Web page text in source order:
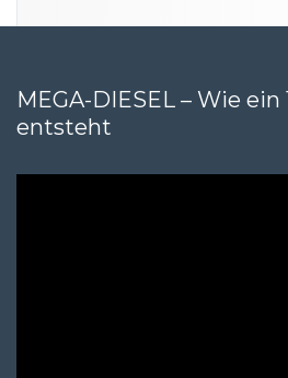
MEGA-DIESEL – Wie ein
entsteht